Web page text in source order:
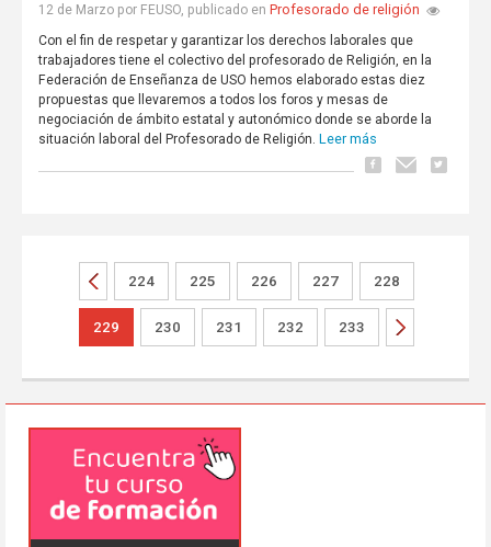
12 de Marzo por FEUSO, publicado en Profesorado de religión
Con el fin de respetar y garantizar los derechos laborales que
trabajadores tiene el colectivo del profesorado de Religión, en la
Federación de Enseñanza de USO hemos elaborado estas diez
propuestas que llevaremos a todos los foros y mesas de
negociación de ámbito estatal y autonómico donde se aborde la
situación laboral del Profesorado de Religión. Leer más
224 225 226 227 228
229 230 231 232 233